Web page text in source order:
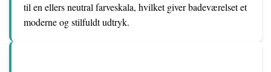
til en ellers neutral farveskala, hvilket giver badeværelset et
moderne og stilfuldt udtryk.